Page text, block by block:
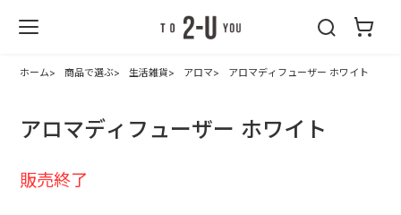
ホーム 商品で選ぶ 生活雑貨 アロマ アロマディフューザー ホワイト
アロマディフューザー ホワイト
販売終了